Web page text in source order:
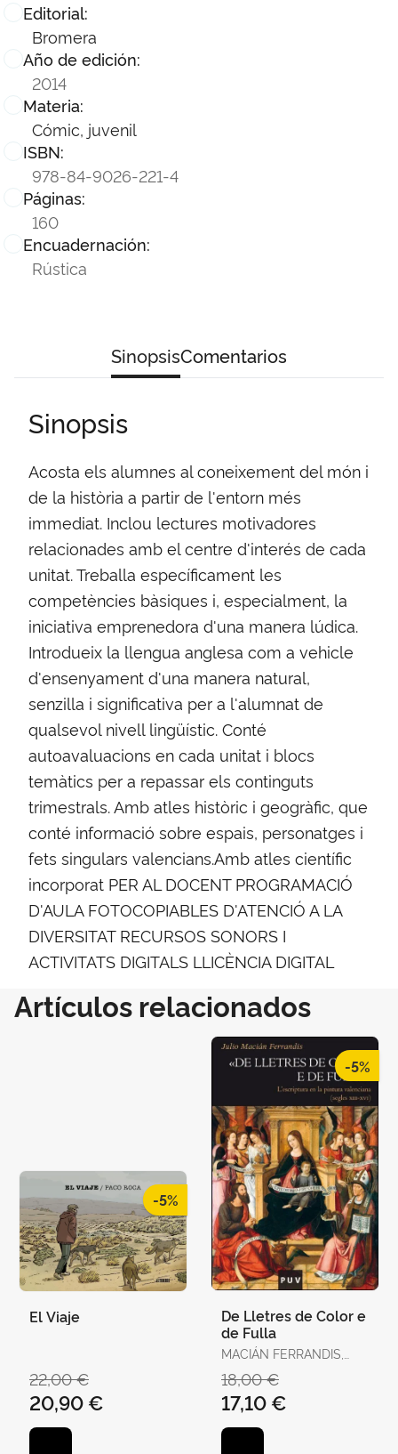
Editorial:
Bromera
Año de edición:
2014
Materia:
Cómic, juvenil
ISBN:
978-84-9026-221-4
Páginas:
160
Encuadernación:
Rústica
SinopsisComentarios
Sinopsis
Acosta els alumnes al coneixement del món i
de la història a partir de l'entorn més
immediat. Inclou lectures motivadores
relacionades amb el centre d'interés de cada
unitat. Treballa específicament les
competències bàsiques i, especialment, la
iniciativa emprenedora d'una manera lúdica.
Introdueix la llengua anglesa com a vehicle
d'ensenyament d'una manera natural,
senzilla i significativa per a l'alumnat de
qualsevol nivell lingüístic. Conté
autoavaluacions en cada unitat i blocs
temàtics per a repassar els continguts
trimestrals. Amb atles històric i geogràfic, que
conté informació sobre espais, personatges i
fets singulars valencians.Amb atles científic
incorporat PER AL DOCENT PROGRAMACIÓ
D'AULA FOTOCOPIABLES D'ATENCIÓ A LA
DIVERSITAT RECURSOS SONORS I
ACTIVITATS DIGITALS LLICÈNCIA DIGITAL
Artículos relacionados
-5%
El Viaje
22,00 €
20,90 €
-5%
De Lletres de Color e
de Fulla
MACIÁN FERRANDIS,
18,00 €
17,10 €